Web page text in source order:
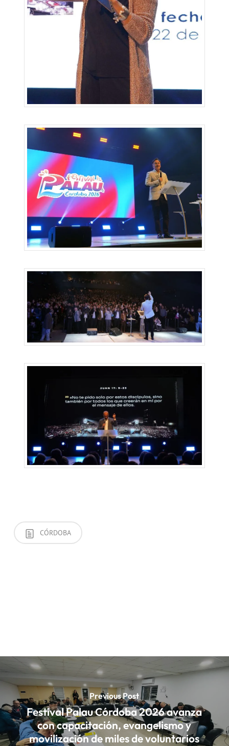
CÓRDOBA
Previous Post
Festival Palau Córdoba 2026 avanza
con capacitación, evangelismo y
movilización de miles de voluntarios